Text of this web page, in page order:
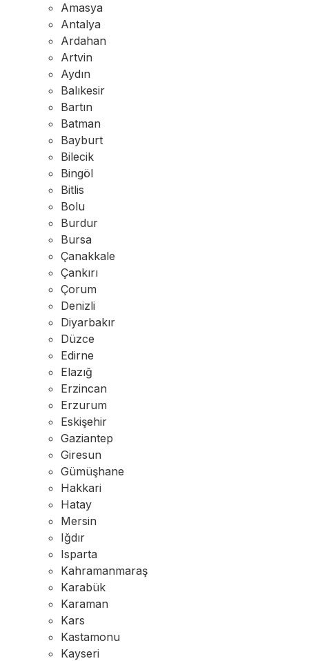
Amasya
Antalya
Ardahan
Artvin
Aydın
Balıkesir
Bartın
Batman
Bayburt
Bilecik
Bingöl
Bitlis
Bolu
Burdur
Bursa
Çanakkale
Çankırı
Çorum
Denizli
Diyarbakır
Düzce
Edirne
Elazığ
Erzincan
Erzurum
Eskişehir
Gaziantep
Giresun
Gümüşhane
Hakkari
Hatay
Mersin
Iğdır
Isparta
Kahramanmaraş
Karabük
Karaman
Kars
Kastamonu
Kayseri